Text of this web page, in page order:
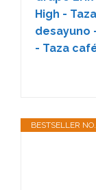
High -
desayuno
- Taza
BESTSELLER